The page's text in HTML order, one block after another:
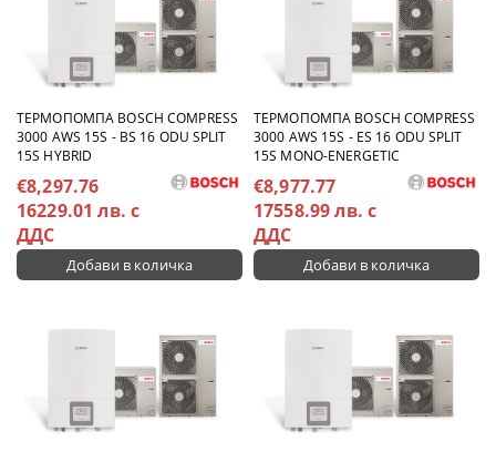
TЕРМОПОМПА BOSCH COMPRESS
3000 AWS 15S - BS 16 ODU SPLIT
15S HYBRID
€8,297.76
16229.01 лв. с
ДДС
TЕРМОПОМПА BOSCH COMPRESS
3000 AWS 15S - ES 16 ODU SPLIT
15S MONO-ENERGETIC
€8,977.77
17558.99 лв. с
ДДС